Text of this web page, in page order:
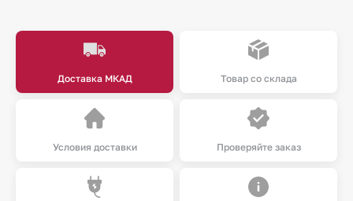
Доставка МКАД Товар со склада
Условия доставки Проверяйте заказ